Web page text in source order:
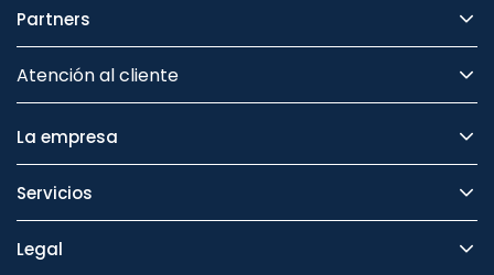
Partners
Atención al cliente
La empresa
Servicios
Legal